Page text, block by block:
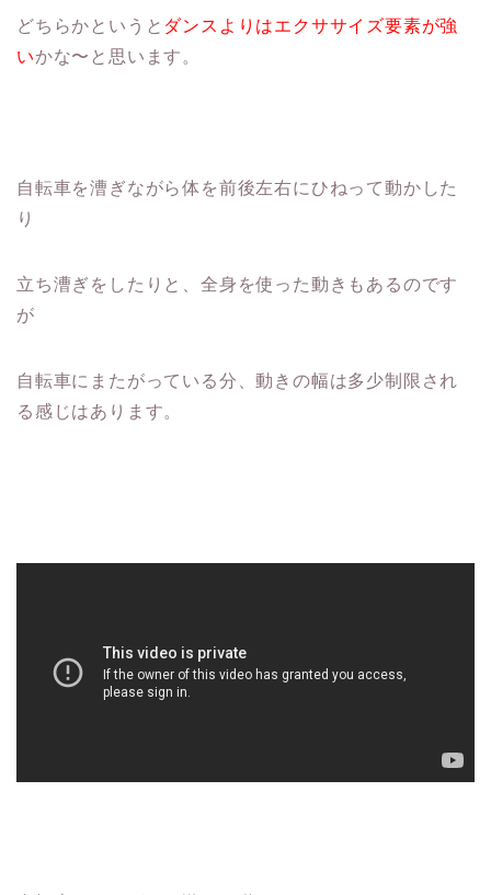
どちらかというと ダンスよりはエクササイズ要素が強
いかな〜と思います。
自転車を漕ぎながら体を前後左右にひねって動かした
り
立ち漕ぎをしたりと、全身を使った動きもあるのです
が
自転車にまたがっている分、動きの幅は多少制限され
る感じはあります。